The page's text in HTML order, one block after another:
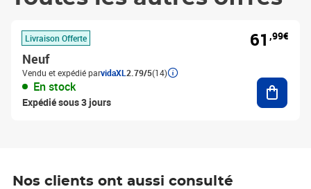
Livraison Offerte
Neuf
Vendu et expédié parvidaXL 2.79/5(14)
En stock
Expédié sous 3 jours
61 ,99€
Nos clients ont aussi consulté